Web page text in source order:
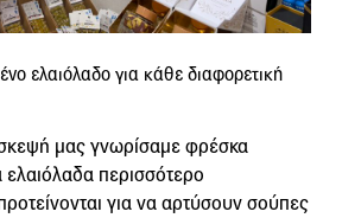
ελαιόλαδο για κάθε διαφορετική
μας γνωρίσαμε φρέσκα
ελαιόλαδα περισσότερο
για να αρτύσουν σούπες